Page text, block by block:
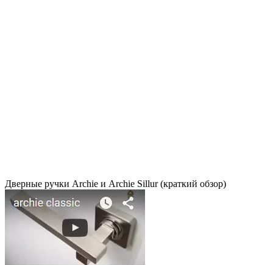
Дверные ручки Archie и Archie Sillur (краткий обзор)